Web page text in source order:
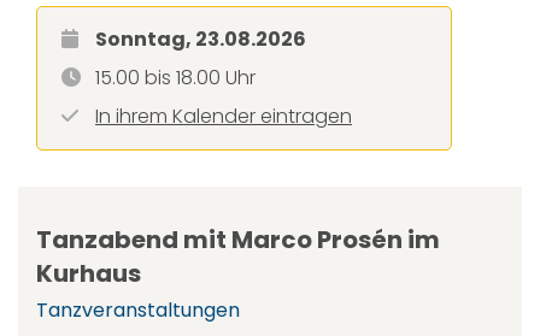
Sonntag, 23.08.2026
15.00 bis 18.00 Uhr
In ihrem Kalender eintragen
Tanzabend mit Marco Prosén im
Kurhaus
Tanzveranstaltungen